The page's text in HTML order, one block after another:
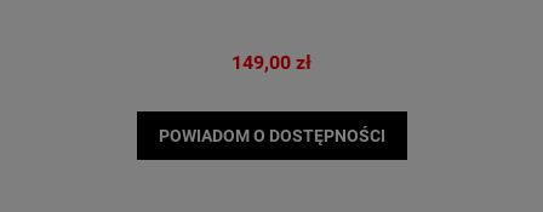
149,00 zł
POWIADOM O DOSTĘPNOŚCI